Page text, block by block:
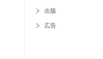
出版
広告